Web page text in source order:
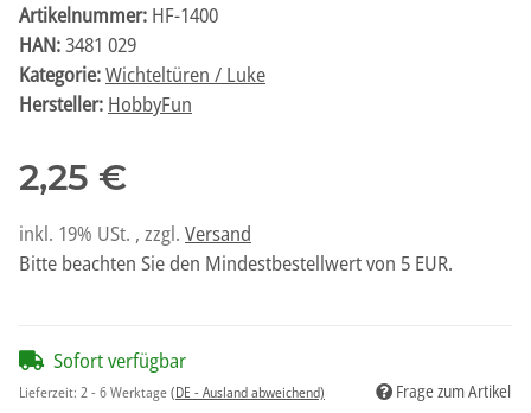
Artikelnummer: HF-1400
HAN:3481 029
Kategorie:Wichteltüren / Luke
Hersteller: HobbyFun
2,25 €
inkl. 19% USt. , zzgl. Versand
Bitte beachten Sie den Mindestbestellwert von 5 EUR.
Sofort verfügbar
Lieferzeit: 2 - 6 Werktage(DE - Ausland abweichend) Frage zum Artikel